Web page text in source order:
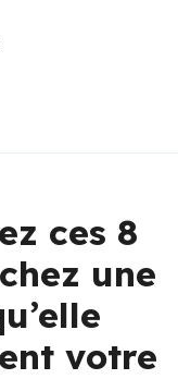
ces 8
une
votre